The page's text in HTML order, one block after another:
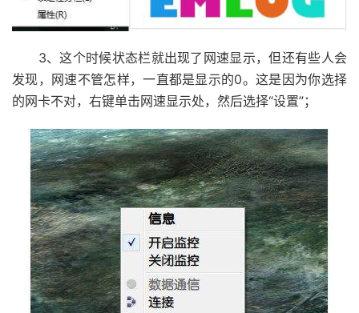
3、这个时候状态栏就出现了网速显示，但还有些人会
发现，网速不管怎样，一直都是显示的0。这是因为你选择
的网卡不对，右键单击网速显示处，然后选择“设置”；